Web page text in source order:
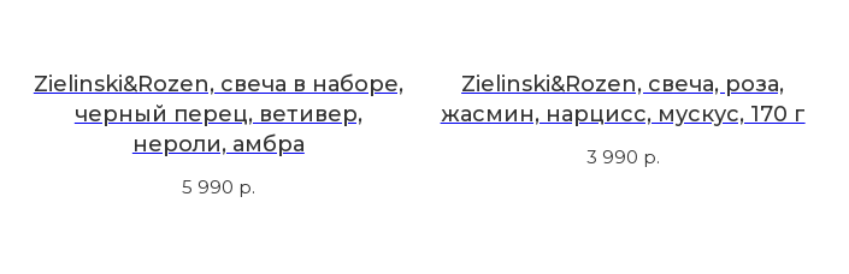
Zielinski&Rozen, свеча в наборе,
черный перец, ветивер,
нероли, амбра
5 990 р.
Zielinski&Rozen, свеча, роза,
жасмин, нарцисс, мускус, 170 г
3 990 р.